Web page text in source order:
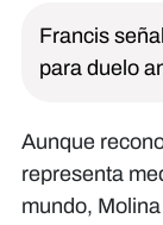
Francis
para duelo
Aunque
representa
mundo,